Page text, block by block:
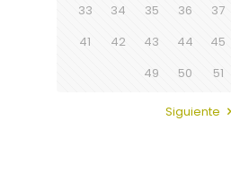
33
34 35 36 37
41
42 43 44 45
49
50 51
Siguiente